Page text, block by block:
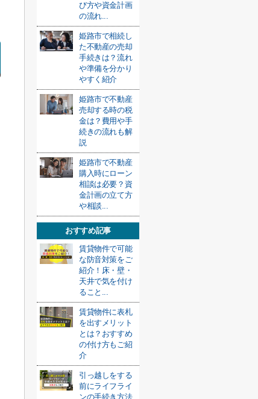
び方や資金計画
の流れ...
姫路市で相続し
た不動産の売却
手続きは？流れ
や準備を分かり
やすく紹介
姫路市で不動産
売却する時の税
金は？費用や手
続きの流れも解
説
姫路市で不動産
購入時にローン
相談は必要？資
金計画の立て方
や相談...
おすすめ記事
賃貸物件で可能
な防音対策をご
紹介！床・壁・
天井で気を付け
ること...
賃貸物件に表札
を出すメリット
とは？おすすめ
の付け方もご紹
介
引っ越しをする
前にライフライ
ンの手続き方法